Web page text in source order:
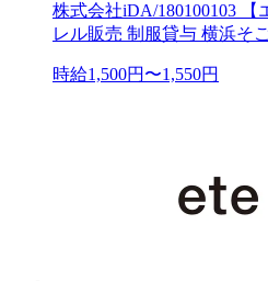
株式会社iDA/180100103
レル販売 制服貸与 横浜そ
時給1,500円〜1,550円